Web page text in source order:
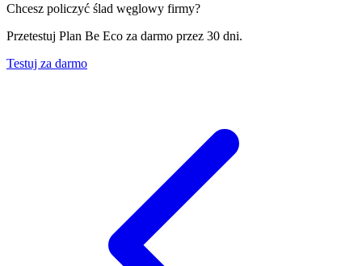
Chcesz policzyć ślad węglowy firmy?
Przetestuj Plan Be Eco za darmo przez 30 dni.
Testuj za darmo